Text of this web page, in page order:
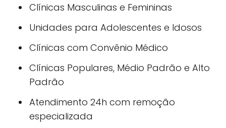
Clínicas Masculinas e Femininas
Unidades para Adolescentes e Idosos
Clínicas com Convênio Médico
Clínicas Populares, Médio Padrão e Alto
Padrão
Atendimento 24h com remoção
especializada